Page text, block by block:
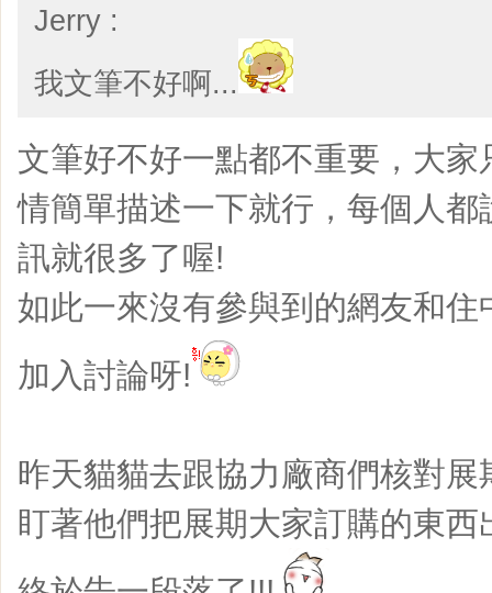
Jerry :
​我文筆不好啊...
文筆好不好一點都不重要，大
情簡單描述一下就行，每個人
訊就很多了喔!
如此一來沒有參與到的網友和
加入討論呀!
昨天貓貓去跟協力廠商們核對
盯著他們把展期大家訂購的東